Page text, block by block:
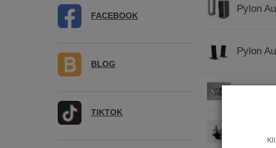
Pylon
Pylon
FACEBOOK
BLOG
TIKTOK